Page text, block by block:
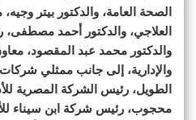
الصحة العامة، والدكتور بيتر
العلاجي، والدكتور أحمد مصطفى،
والدكتور محمد عبد المقصود،
والإدارية، إلى جانب ممثلي شركات
الطويل، رئيس الشركة المصرية
محجوب، رئيس شركة ابن سيناء